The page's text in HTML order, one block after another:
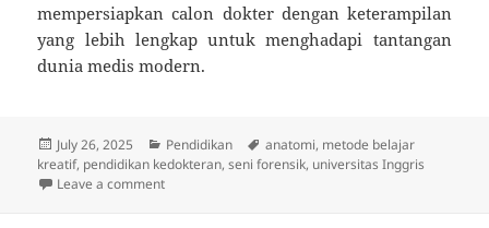
mempersiapkan calon dokter dengan keterampilan
yang lebih lengkap untuk menghadapi tantangan
dunia medis modern.
Posted
on
July 26, 2025 Categories
Pendidikan Tags
anatomi, metode belajar
kreatif, pendidikan kedokteran,seni forensik, universitas Inggris
Leave a commenton Anatomi lewat Seni Forensik: Metode Belajar